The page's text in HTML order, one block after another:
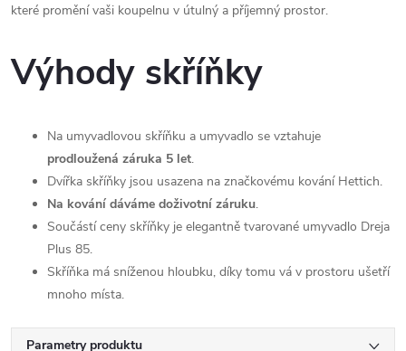
které promění vaši koupelnu v útulný a příjemný prostor.
Výhody skříňky
Na umyvadlovou skříňku a umyvadlo se vztahuje
prodloužená záruka 5 let.
Dvířka skříňky jsou usazena na značkovému kování Hettich.
Na kování dáváme doživotní záruku.
Součástí ceny skříňky je elegantně tvarované umyvadlo Dreja
Plus 85.
Skříňka má sníženou hloubku, díky tomu vá v prostoru ušetří
mnoho místa.
Parametry produktu